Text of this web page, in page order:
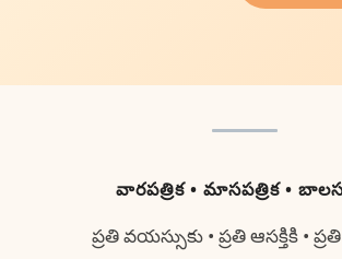
వారపత్రిక • మాసపత్రిక •
ప్రతి వయస్సుకు • ప్రతి ఆసక్తికి •